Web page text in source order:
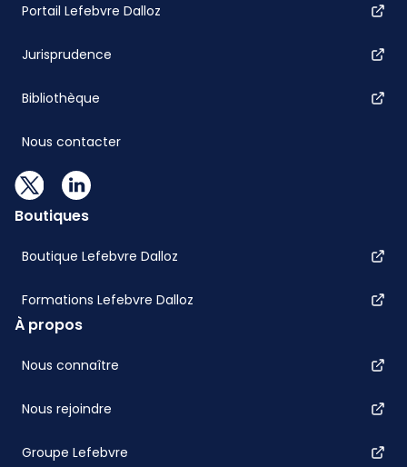
Portail Lefebvre Dalloz
Jurisprudence
Bibliothèque
Nous contacter
Boutiques
Boutique Lefebvre Dalloz
Formations Lefebvre Dalloz
À propos
Nous connaître
Nous rejoindre
Groupe Lefebvre